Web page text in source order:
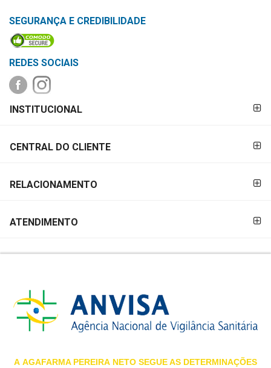
Socorros
Casa
e
OFERTAS
OFERTAS
CENTRAL
SEGURANÇA E CREDIBILIDADE
REDES SOCIAIS
PAGAMENTO
INSTITUCIONAL
CENTRAL DO CLIENTE
RELACIONAMENTO
ATENDIMENTO
A AGAFARMA PEREIRA NETO SEGUE AS DETERMINAÇÕES